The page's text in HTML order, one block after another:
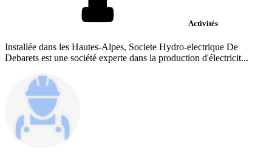
Activités
Installée dans les Hautes-Alpes, Societe Hydro-electrique De
Debarets est une société experte dans la production d'électricit...